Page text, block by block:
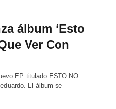
álbum ‘Esto
Ver Con
EP titulado ESTO NO
El álbum se